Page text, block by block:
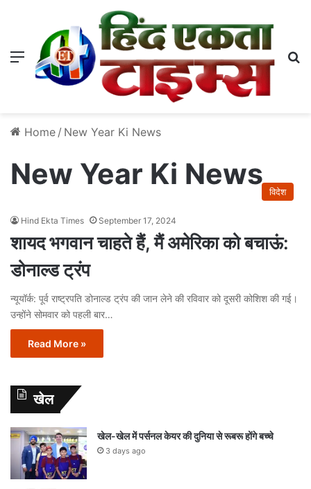
Menu
Home / New Year Ki News
New Year Ki News
विदेश
Hind Ekta Times September 17, 2024
शायद भगवान चाहते हैं, मैं अमेरिका को बचाऊं:
डोनाल्ड ट्रंप
न्यूयॉर्क: पूर्व राष्ट्रपति डोनाल्ड ट्रंप की जान लेने की रविवार को दूसरी कोशिश की गई।
उन्होंने सोमवार को पहली बार…
Read More »
खेल
खेल-खेल में पर्सनल केयर की दुनिया से रूबरू होंगे बच्चे
3 days ago